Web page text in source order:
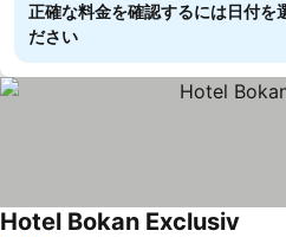
正確な料金を確認するには日付を
ださい
Hotel Bokan Exclusiv